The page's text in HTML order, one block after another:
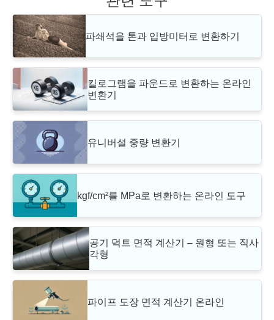
파쇄석을 톤과 입방미터로 변환하기
킬로그램을 파운드로 변환하는 온라인
변환기
유니버설 중량 변환기
kgf/cm²를 MPa로 변환하는 온라인 도구
공기 덕트 면적 계산기 – 원형 또는 직사
각형
파이프 도장 면적 계산기 온라인